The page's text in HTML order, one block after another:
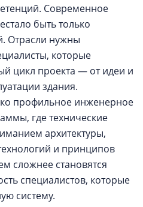
Современное
быть только
Отрасли нужны
которые
цикл проекта — от идеи и
здания.
профильное инженерное
где технические
архитектуры,
и принципов
сложнее становятся
специалистов, которые
систему.